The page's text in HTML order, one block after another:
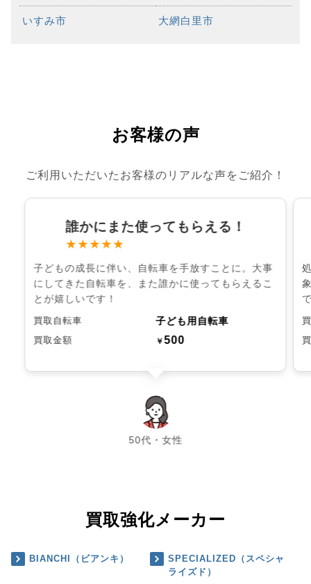
いすみ市 大網白里市
お客様の声
ご利用いただいたお客様のリアルな声をご紹介！
誰かにまた使ってもらえる！
★★★★★
子どもの成長に伴い、自転車を手放すことに。大事
にしてきた自転車を、また誰かに使ってもらえるこ
とが嬉しいです！
買取自転車 子ども用自転車
買取金額 ￥500
50代・女性
chevron_left chevron_right
買取強化メーカー
BIANCHI（ビアンキ）
SPECIALIZED（スペシャ
ライズド）